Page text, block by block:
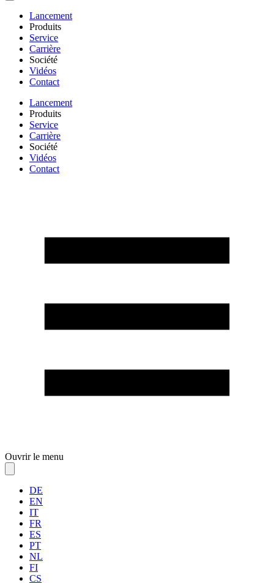
Lancement
Produits
Service
Carrière
Société
Vidéos
Contact
Lancement
Produits
Service
Carrière
Société
Vidéos
Contact
Ouvrir le menu
DE
EN
IT
FR
ES
PT
NL
FI
CS